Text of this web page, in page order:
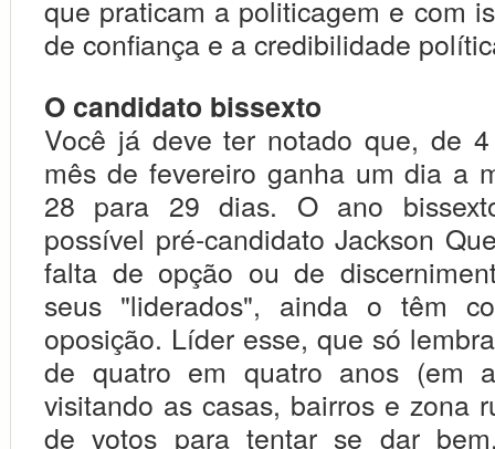
que praticam a politicagem e com
de confiança e a credibilidade
O candidato bissexto
Você já deve ter notado que, de
mês de fevereiro ganha um dia a
28 para 29 dias. O ano
possível pré-candidato Jackson
falta de opção ou de
seus "liderados", ainda o têm
oposição. Líder esse, que só
de quatro em quatro anos (em
visitando as casas, bairros e zona
de votos para tentar se dar